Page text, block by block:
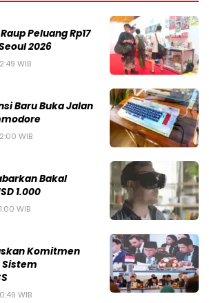
Peluang Rp17
2026
WIB
Baru Buka Jalan
WIB
Bakal
1.000
WIB
Komitmen
WIB